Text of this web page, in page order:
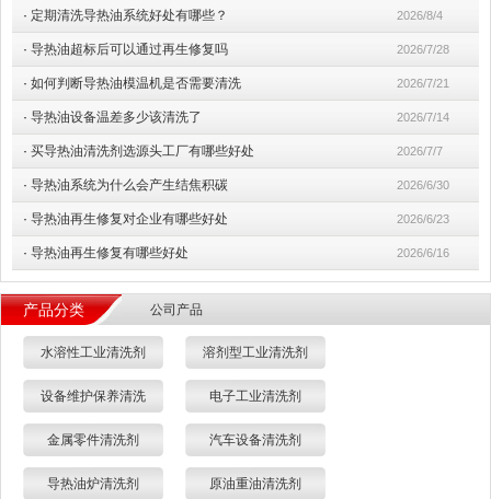
· 定期清洗导热油系统好处有哪些？ 2026/8/4
· 导热油超标后可以通过再生修复吗 2026/7/28
· 如何判断导热油模温机是否需要清洗 2026/7/21
· 导热油设备温差多少该清洗了 2026/7/14
· 买导热油清洗剂选源头工厂有哪些好处 2026/7/7
· 导热油系统为什么会产生结焦积碳 2026/6/30
· 导热油再生修复对企业有哪些好处 2026/6/23
· 导热油再生修复有哪些好处 2026/6/16
产品分类 公司产品
水溶性工业清洗剂 溶剂型工业清洗剂
设备维护保养清洗 电子工业清洗剂
金属零件清洗剂 汽车设备清洗剂
导热油炉清洗剂 原油重油清洗剂